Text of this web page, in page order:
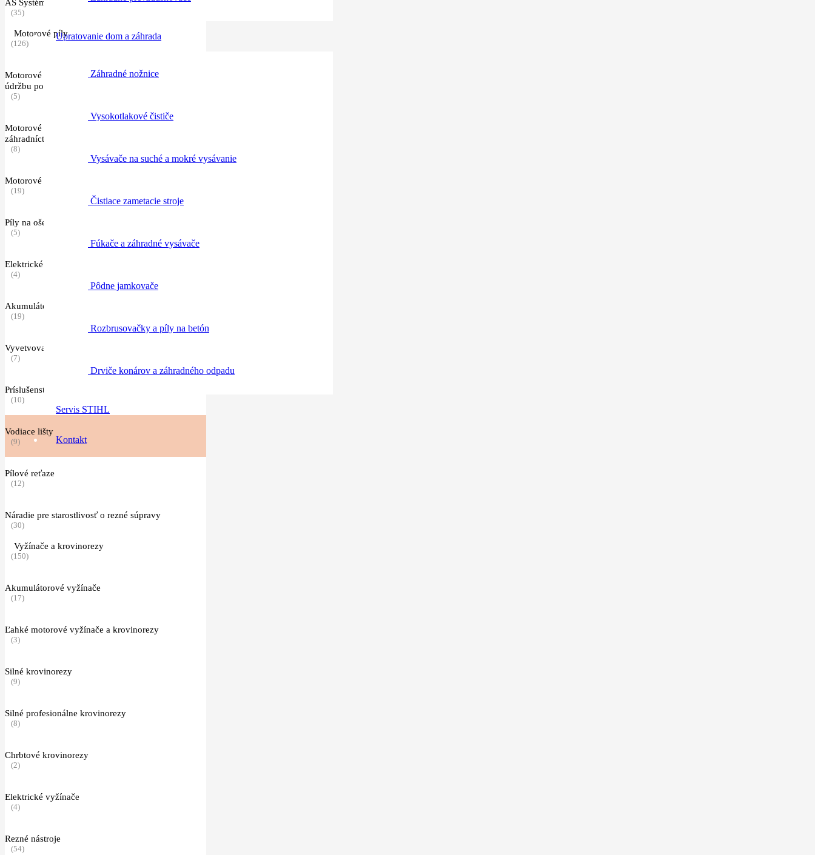
Upratovanie dom a záhrada
Záhradné nožnice
Vysokotlakové čističe
Vysávače na suché a mokré vysávanie
Čistiace zametacie stroje
Fúkače a záhradné vysávače
Pôdne jamkovače
Rozbrusovačky a píly na betón
Drviče konárov a záhradného odpadu
Servis STIHL
Kontakt
AS Systém a AI Systém
(35)
Motorové píly
(126)
Motorové píly pre rezanie palivového dreva a
údržbu pozemku
(5)
Motorové píly pre poľnohospodárstvo a
záhradníctvo
(8)
Motorové píly pre lesníctvo
(19)
Píly na ošetrovanie stromov
(5)
Elektrické píly
(4)
Akumulátorové píly
(19)
Vyvetvovacie píly
(7)
Príslušenstvo pre motorové píly
(10)
Vodiace lišty
(9)
Pílové reťaze
(12)
Náradie pre starostlivosť o rezné súpravy
(30)
Vyžínače a krovinorezy
(150)
Akumulátorové vyžínače
(17)
Ľahké motorové vyžínače a krovinorezy
(3)
Silné krovinorezy
(9)
Silné profesionálne krovinorezy
(8)
Chrbtové krovinorezy
(2)
Elektrické vyžínače
(4)
Rezné nástroje
(54)